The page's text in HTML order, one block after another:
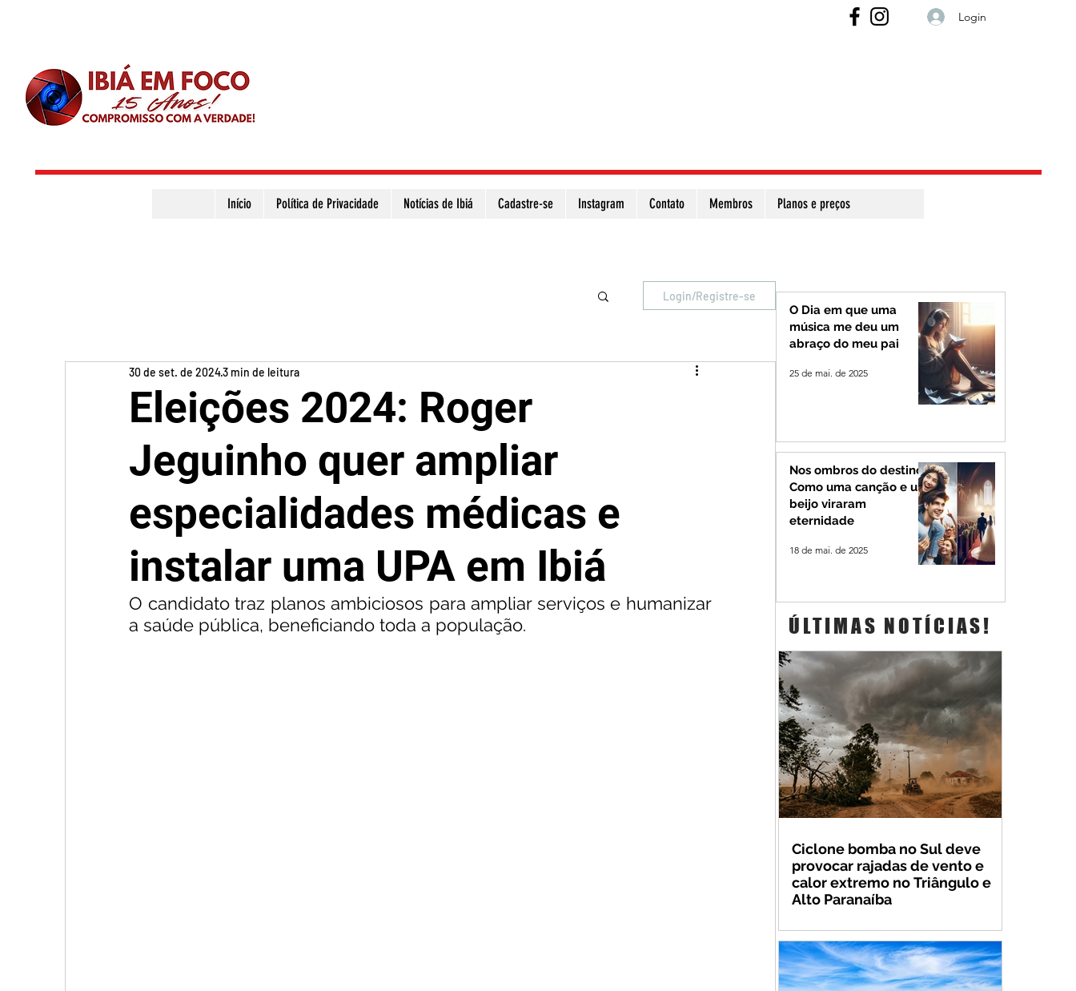
Login
Início Política de Privacidade Notícias de Ibiá Cadastre-se Instagram Contato Membros Planos e preços
Login/Registre-se
Eleições 2024: Roger
Jeguinho quer ampliar
especialidades médicas e
instalar uma UPA em Ibiá
30 de set. de 20243 min de leitura
O candidato traz planos ambiciosos para ampliar serviços e humanizar
a saúde pública, beneficiando toda a população.
O Dia em que uma
música me deu um
abraço do meu pai
25 de mai. de 2025
Nos ombros do destino:
Como uma canção e um
beijo viraram
eternidade
18 de mai. de 2025
ÚLTIMAS NOTÍCIAS!
Ciclone bomba no Sul deve
provocar rajadas de vento e
calor extremo no Triângulo e
Alto Paranaíba